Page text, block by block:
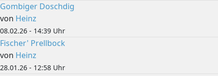
Gombiger Doschdig
von Heinz
08.02.26 - 14:39 Uhr
Fischer' Prellbock
von Heinz
28.01.26 - 12:58 Uhr